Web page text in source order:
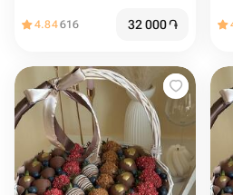
4.84616 32 000֏